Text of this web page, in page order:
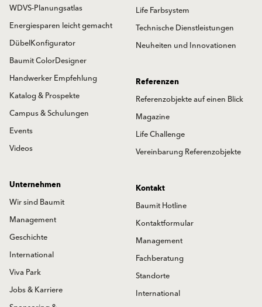
WDVS-Planungsatlas
Energiesparen leicht gemacht
DübelKonfigurator
Baumit ColorDesigner
Handwerker Empfehlung
Katalog & Prospekte
Campus & Schulungen
Events
Videos
Life Farbsystem
Technische Dienstleistungen
Neuheiten und Innovationen
Referenzen
Referenzobjekte auf einen Blick
Magazine
Life Challenge
Vereinbarung Referenzobjekte
Unternehmen
Wir sind Baumit
Management
Geschichte
International
Viva Park
Jobs & Karriere
Kontakt
Baumit Hotline
Kontaktformular
Management
Fachberatung
Standorte
International